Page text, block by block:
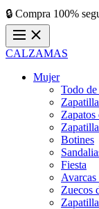
🔒 Compra 100%
CALZAMAS
Mujer
Todo
Zapatos
Botines
Fiesta
Zuecos